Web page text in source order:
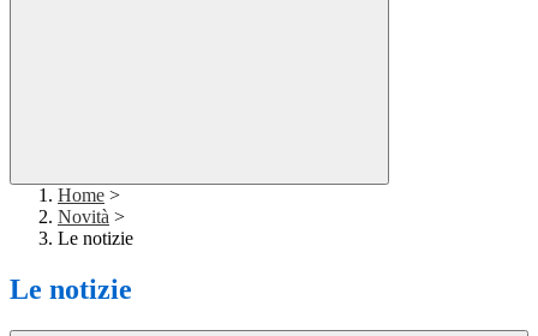
Home >
Novità >
Le notizie
Le notizie